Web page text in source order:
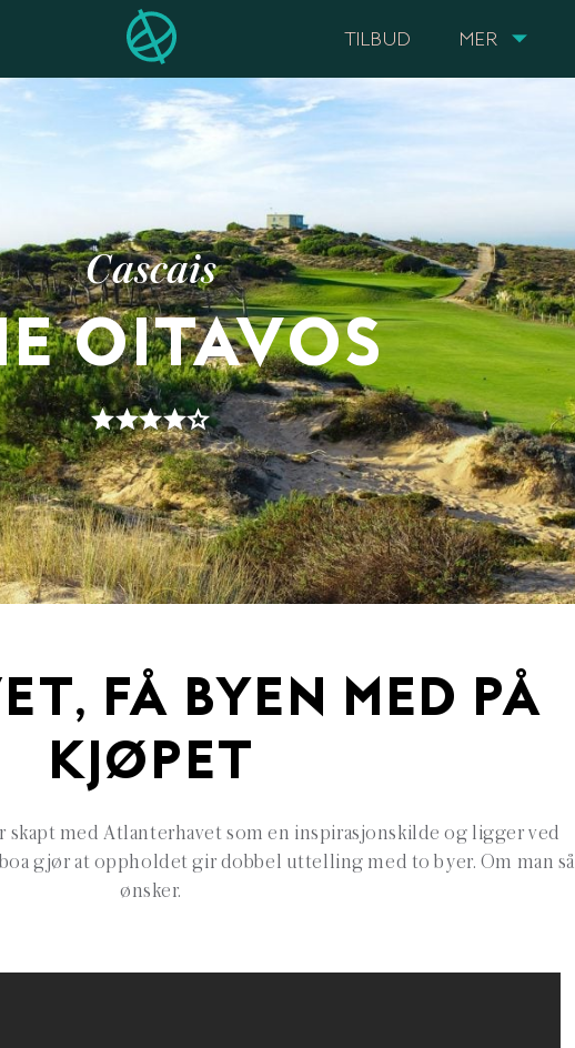
TILBUD MER
Cascais
OITAVOS
FÅ BYEN MED PÅ
KJØPET
med Atlanterhavet som en inspirasjonskilde og ligger ved
gjør at oppholdet gir dobbel uttelling med to byer. Om man så
ønsker.